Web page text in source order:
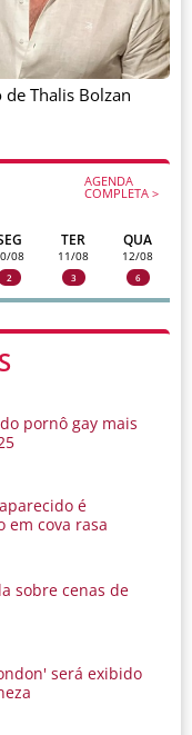
AGENDA
COMPLETA >
08
2
TER
11/08
3
QUA
12/08
6
pornô gay mais
é
em cova rasa
sobre cenas de
será exibido
Thalis Bolzan